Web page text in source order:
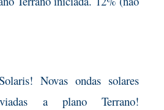
Novas ondas solares
a plano Terrano!